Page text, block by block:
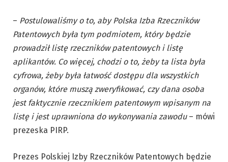
– Postulowaliśmy o to, aby Polska Izba Rzeczników
Patentowych była tym podmiotem, który będzie
prowadził listę rzeczników patentowych i listę
aplikantów. Co więcej, chodzi o to, żeby ta lista była
cyfrowa, żeby była łatwość dostępu dla wszystkich
organów, które muszą zweryfikować, czy dana osoba
jest faktycznie rzecznikiem patentowym wpisanym na
listę i jest uprawniona do wykonywania zawodu– mówi
prezeska PIRP.
Prezes Polskiej Izby Rzeczników Patentowych będzie